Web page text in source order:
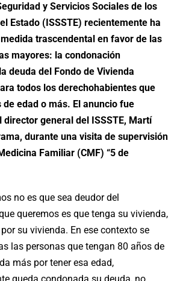
y Servicios Sociales de los
Estado (ISSSTE) recientemente ha
trascendental en favor de las
mayores: la condonación
deuda del Fondo de Vivienda
todos los derechohabientes que
de edad o más. El anuncio fue
director general del ISSSTE, Martí
durante una visita de supervisión
Familiar (CMF) “5 de
no es que sea deudor del
queremos es que tenga su vivienda,
su vivienda. En ese contexto se
las personas que tengan 80 años de
más por tener esa edad,